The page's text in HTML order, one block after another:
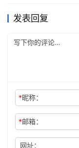
发表回复
*昵称：
*邮箱：
网址：